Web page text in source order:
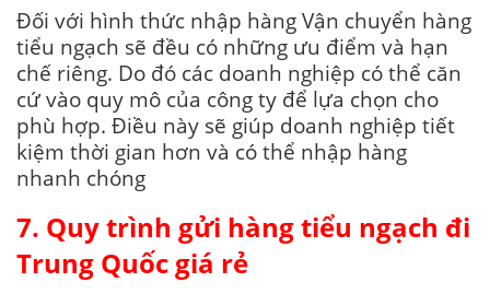
Đối với hình thức nhập hàng Vận chuyển hàng
tiểu ngạch sẽ đều có những ưu điểm và hạn
chế riêng. Do đó các doanh nghiệp có thể căn
cứ vào quy mô của công ty để lựa chọn cho
phù hợp. Điều này sẽ giúp doanh nghiệp tiết
kiệm thời gian hơn và có thể nhập hàng
nhanh chóng
7. Quy trình gửi hàng tiểu ngạch đi
Trung Quốc giá rẻ